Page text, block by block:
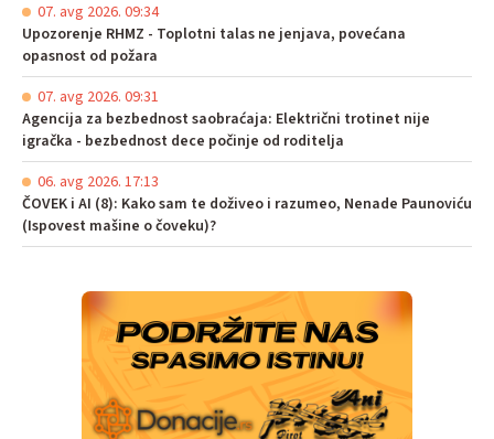
07. avg 2026. 09:34
Upozorenje RHMZ - Toplotni talas ne jenjava, povećana
opasnost od požara
07. avg 2026. 09:31
Agencija za bezbednost saobraćaja: Električni trotinet nije
igračka - bezbednost dece počinje od roditelja
06. avg 2026. 17:13
ČOVEK i AI (8): Kako sam te doživeo i razumeo, Nenade Paunoviću
(Ispovest mašine o čoveku)?